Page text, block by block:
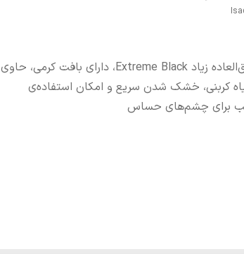
حجم دهی فوق‌العاده زیاد Extreme Black، دارای بافت کرمی، حاوی
کربنی، خشک شدن سریع و امکان استفاده‌ی
برای چشم‌های حساس